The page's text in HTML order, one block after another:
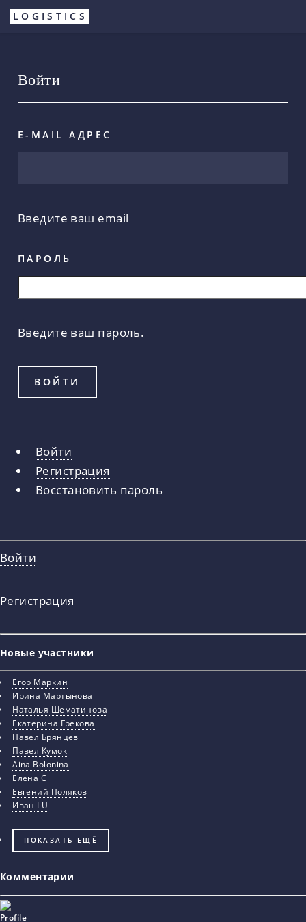
Перейти
LOGISTICS
Войти
E-MAIL АДРЕС
Введите ваш email
ПАРОЛЬ
Введите ваш пароль.
Главные
вкладки
Войти
Регистрация
Восстановить пароль
Войти
Регистрация
Новые участники
Егор Маркин
Ирина Мартынова
Наталья Шематинова
Екатерина Грекова
Павел Брянцев
Павел Кумок
Aina Bolonina
Елена С
Евгений Поляков
Иван I U
ПОКАЗАТЬ ЕЩЁ
Комментарии